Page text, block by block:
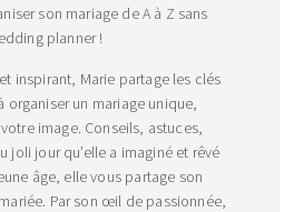
son mariage de A à Z sans
planner !
inspirant, Marie partage les clés
organiser un mariage unique,
image. Conseils, astuces,
joli jour qu’elle a imaginé et rêvé
âge, elle vous partage son
Par son œil de passionnée,